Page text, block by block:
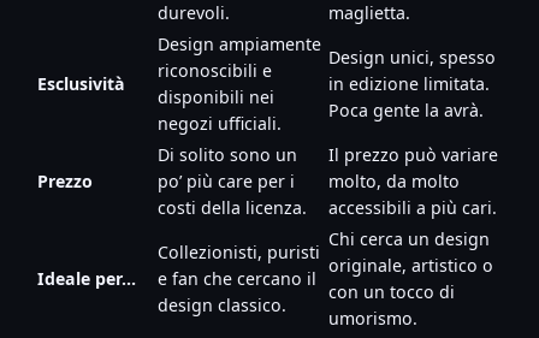
durevoli.
maglietta.
Esclusività
Design ampiamente
riconoscibili e
disponibili nei
negozi ufficiali.
Design unici, spesso
in edizione limitata.
Poca gente la avrà.
Prezzo
Di solito sono un
po’ più care per i
costi della licenza.
Il prezzo può variare
molto, da molto
accessibili a più cari.
Ideale per…
Collezionisti, puristi
e fan che cercano il
design classico.
Chi cerca un design
originale, artistico o
con un tocco di
umorismo.